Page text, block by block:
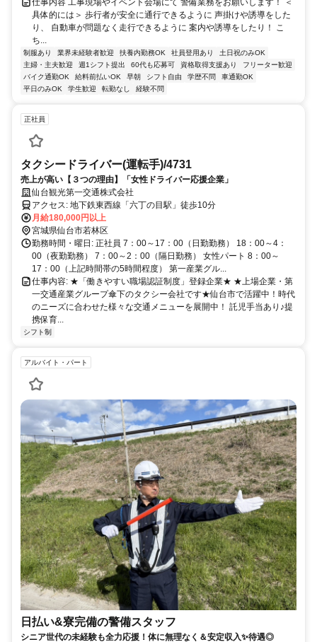
仕事内容 工事現場やイベント会場にて 警備業務をお願いします！ ＜
具体的には＞ 歩行者が安全に通行できるように 声掛けや誘導をした
り、 自動車が問題なく走行できるように 案内や誘導をしたり！ こ
ち...
制服あり 業界未経験者歓迎 扶養内勤務OK 社員登用あり
土日祝のみOK
主婦・主夫歓迎
週1シフト提出 60代も応募可 資格取得支援あり
フリーター歓迎
バイク通勤OK
給料前払いOK 早朝 シフト自由 学歴不問
車通勤OK
平日のみOK
学生歓迎 転勤なし 経験不問
正社員
タクシードライバー(運転手)/4731
売上が高い【３つの理由】「女性ドライバー応援企業」
仙台観光第一交通株式会社
アクセス: 地下鉄東西線「六丁の目駅」徒歩10分
月給180,000円以上
宮城県仙台市若林区
勤務時間・曜日: 正社員 7：00～17：00（日勤勤務） 18：00～4：
00（夜勤勤務） 7：00～2：00（隔日勤務） 女性パート 8：00～
17：00（上記時間帯の5時間程度） 第一産業グル...
仕事内容: ★「働きやすい職場認証制度」登録企業★ ★上場企業・第
一交通産業グループ傘下のタクシー会社です★仙台市で活躍中！時代
のニーズに合わせた様々な交通メニューを展開中！ 託児手当あり♪提
携保育...
シフト制
アルバイト・パート
日払い&寮完備の警備スタッフ
シニア世代の未経験も全力応援！体に無理なく＆安定収入✨待遇◎